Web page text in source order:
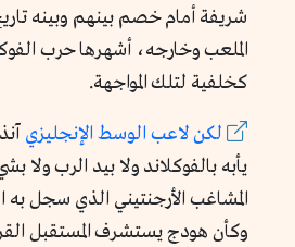
شريفة أمام خصم بينهم وبينه
الملعب وخارجه، أشهرها حرب
كخلفية لتلك المواجهة.
لكنلاعب الوسط الإنجليزي
يأبه بالفوكلاند ولا بيد الرب
المشاغب الأرجنتيني الذي سجل به
وكأن هودج يستشرف المستقبل